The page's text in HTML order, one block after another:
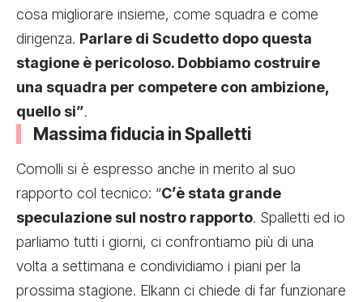
cosa migliorare insieme, come squadra e come
dirigenza. Parlare di Scudetto dopo questa
stagione è pericoloso. Dobbiamo costruire
una squadra per competere con ambizione,
quello si”.
Massima fiducia in Spalletti
Comolli si è espresso anche in merito al suo
rapporto col tecnico: “C’è stata grande
speculazione sul nostro rapporto. Spalletti ed io
parliamo tutti i giorni, ci confrontiamo più di una
volta a settimana e condividiamo i piani per la
prossima stagione. Elkann ci chiede di far funzionare